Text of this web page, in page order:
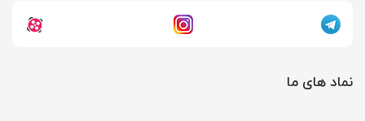
نماد های ما